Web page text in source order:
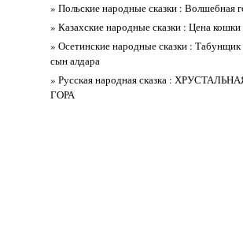
» Польские народные сказки : Волшебная
» Казахские народные сказки : Цена кошки
» Осетинские народные сказки :
сын алдара
» Русская народная сказка :
ГОРА